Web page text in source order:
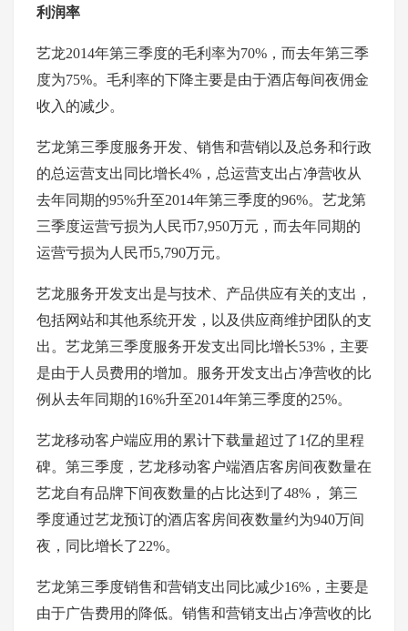
利润率
艺龙2014年第三季度的毛利率为70%，而去年第三季
度为75%。毛利率的下降主要是由于酒店每间夜佣金
收入的减少。
艺龙第三季度服务开发、销售和营销以及总务和行政
的总运营支出同比增长4%，总运营支出占净营收从
去年同期的95%升至2014年第三季度的96%。艺龙第
三季度运营亏损为人民币7,950万元，而去年同期的
运营亏损为人民币5,790万元。
艺龙服务开发支出是与技术、产品供应有关的支出，
包括网站和其他系统开发，以及供应商维护团队的支
出。艺龙第三季度服务开发支出同比增长53%，主要
是由于人员费用的增加。服务开发支出占净营收的比
例从去年同期的16%升至2014年第三季度的25%。
艺龙移动客户端应用的累计下载量超过了1亿的里程
碑。第三季度，艺龙移动客户端酒店客房间夜数量在
艺龙自有品牌下间夜数量的占比达到了48%， 第三
季度通过艺龙预订的酒店客房间夜数量约为940万间
夜，同比增长了22%。
艺龙第三季度销售和营销支出同比减少16%，主要是
由于广告费用的降低。销售和营销支出占净营收的比